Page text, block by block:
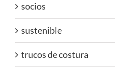
socios
sustenible
trucos de costura